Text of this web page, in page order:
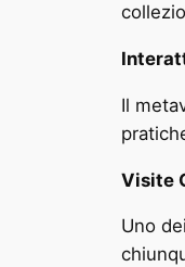
Il
Visite
Uno